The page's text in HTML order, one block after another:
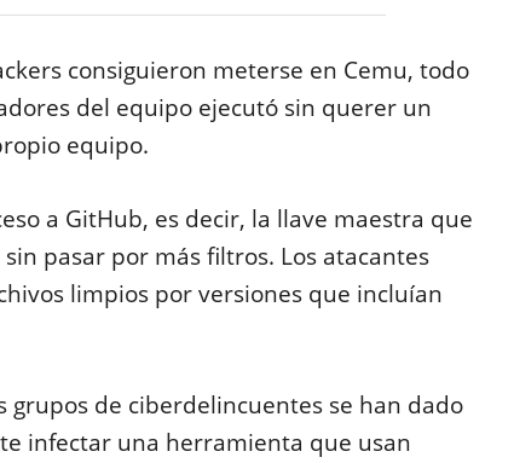
consiguieron meterse en Cemu, todo
del equipo ejecutó sin querer un
equipo.
a GitHub, es decir, la llave maestra que
pasar por más filtros. Los atacantes
limpios por versiones que incluían
grupos de ciberdelincuentes se han dado
infectar una herramienta que usan